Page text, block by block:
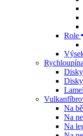
Role
Na
Na
Na